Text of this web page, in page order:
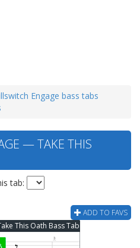
Engage bass tabs
— TAKE THIS
tab:
ADD TO FAVS
This Oath Bass Tab